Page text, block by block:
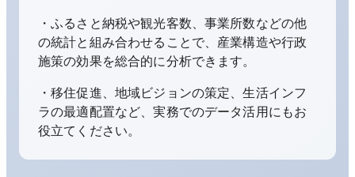
・ふるさと納税や観光客数、事業所数などの他
の統計と組み合わせることで、産業構造や行政
施策の効果を総合的に分析できます。
・移住促進、地域ビジョンの策定、生活インフ
ラの最適配置など、実務でのデータ活用にもお
役立てください。